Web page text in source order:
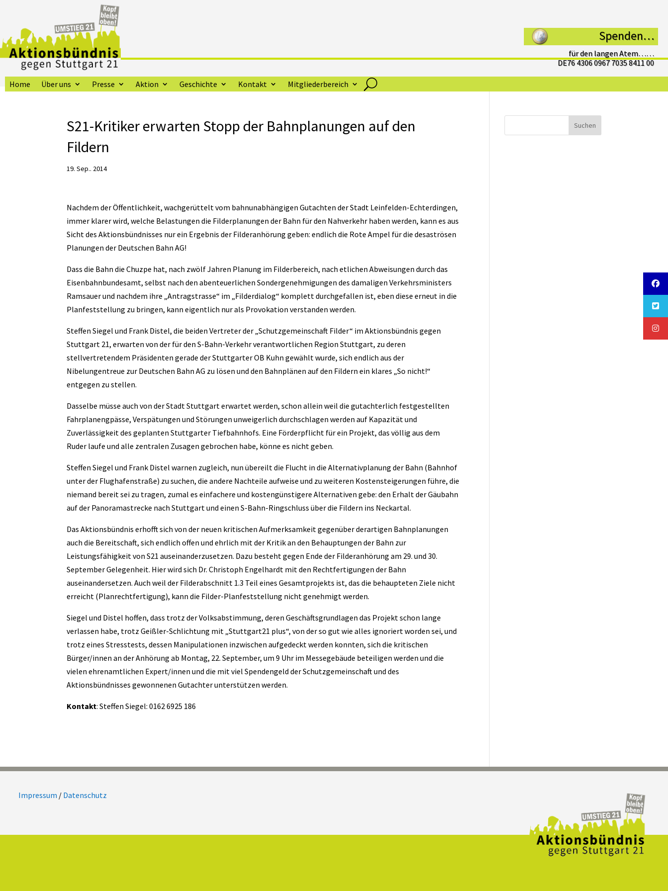
Spenden…
für den langen Atem……
DE76 4306 0967 7035 8411 00
Home Über uns Presse Aktion Geschichte Kontakt Mitgliederbereich
S21-Kritiker erwarten Stopp der Bahnplanungen auf den
Fildern
19. Sep.. 2014
Nachdem der Öffentlichkeit, wachgerüttelt vom bahnunabhängigen Gutachten der Stadt Leinfelden-Echterdingen,
immer klarer wird, welche Belastungen die Filderplanungen der Bahn für den Nahverkehr haben werden, kann es aus
Sicht des Aktionsbündnisses nur ein Ergebnis der Filderanhörung geben: endlich die Rote Ampel für die desaströsen
Planungen der Deutschen Bahn AG!
Dass die Bahn die Chuzpe hat, nach zwölf Jahren Planung im Filderbereich, nach etlichen Abweisungen durch das
Eisenbahnbundesamt, selbst nach den abenteuerlichen Sondergenehmigungen des damaligen Verkehrsministers
Ramsauer und nachdem ihre „Antragstrasse“ im „Filderdialog“ komplett durchgefallen ist, eben diese erneut in die
Planfeststellung zu bringen, kann eigentlich nur als Provokation verstanden werden.
Steffen Siegel und Frank Distel, die beiden Vertreter der „Schutzgemeinschaft Filder“ im Aktionsbündnis gegen
Stuttgart 21, erwarten von der für den S-Bahn-Verkehr verantwortlichen Region Stuttgart, zu deren
stellvertretendem Präsidenten gerade der Stuttgarter OB Kuhn gewählt wurde, sich endlich aus der
Nibelungentreue zur Deutschen Bahn AG zu lösen und den Bahnplänen auf den Fildern ein klares „So nicht!“
entgegen zu stellen.
Dasselbe müsse auch von der Stadt Stuttgart erwartet werden, schon allein weil die gutachterlich festgestellten
Fahrplanengpässe, Verspätungen und Störungen unweigerlich durchschlagen werden auf Kapazität und
Zuverlässigkeit des geplanten Stuttgarter Tiefbahnhofs. Eine Förderpflicht für ein Projekt, das völlig aus dem
Ruder laufe und alle zentralen Zusagen gebrochen habe, könne es nicht geben.
Steffen Siegel und Frank Distel warnen zugleich, nun übereilt die Flucht in die Alternativplanung der Bahn (Bahnhof
unter der Flughafenstraße) zu suchen, die andere Nachteile aufweise und zu weiteren Kostensteigerungen führe, die
niemand bereit sei zu tragen, zumal es einfachere und kostengünstigere Alternativen gebe: den Erhalt der Gäubahn
auf der Panoramastrecke nach Stuttgart und einen S-Bahn-Ringschluss über die Fildern ins Neckartal.
Das Aktionsbündnis erhofft sich von der neuen kritischen Aufmerksamkeit gegenüber derartigen Bahnplanungen
auch die Bereitschaft, sich endlich offen und ehrlich mit der Kritik an den Behauptungen der Bahn zur
Leistungsfähigkeit von S21 auseinanderzusetzen. Dazu besteht gegen Ende der Filderanhörung am 29. und 30.
September Gelegenheit. Hier wird sich Dr. Christoph Engelhardt mit den Rechtfertigungen der Bahn
auseinandersetzen. Auch weil der Filderabschnitt 1.3 Teil eines Gesamtprojekts ist, das die behaupteten Ziele nicht
erreicht (Planrechtfertigung), kann die Filder-Planfeststellung nicht genehmigt werden.
Siegel und Distel hoffen, dass trotz der Volksabstimmung, deren Geschäftsgrundlagen das Projekt schon lange
verlassen habe, trotz Geißler-Schlichtung mit „Stuttgart21 plus“, von der so gut wie alles ignoriert worden sei, und
trotz eines Stresstests, dessen Manipulationen inzwischen aufgedeckt werden konnten, sich die kritischen
Bürger/innen an der Anhörung ab Montag, 22. September, um 9 Uhr im Messegebäude beteiligen werden und die
vielen ehrenamtlichen Expert/innen und die mit viel Spendengeld der Schutzgemeinschaft und des
Aktionsbündnisses gewonnenen Gutachter unterstützen werden.
Kontakt: Steffen Siegel: 0162 6925 186
Suchen
Impressum / Datenschutz